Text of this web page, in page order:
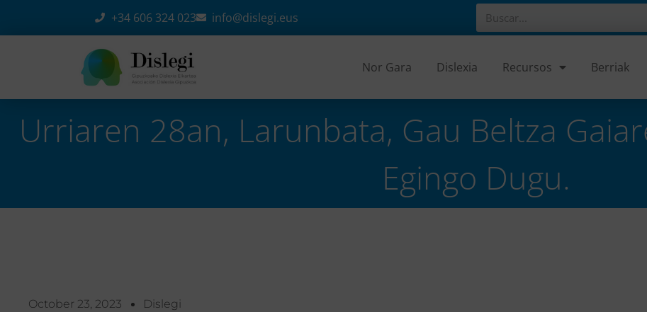
+34 606 324 023 info@dislegi.eus
Nor Gara Dislexia Recursos Berriak
Urriaren 28an, Larunbata, Gau Beltza
Egingo Dugu.
October 23, 2023 Dislegi